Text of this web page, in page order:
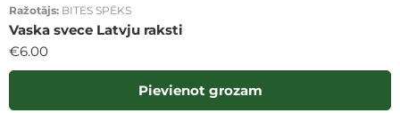
Ražotājs: BITES SPĒKS
Vaska svece Latvju raksti
€6.00
Pievienot grozam